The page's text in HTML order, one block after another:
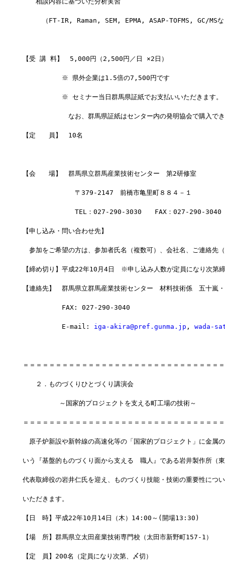
（FT-IR, Raman, SEM, EPMA, ASAP-TOFMS, GC/MSな
【受 講 料】　5,000円（2,500円／日 ×2日）
※ 県外企業は1.5倍の7,500円です
※ セミナー当日群馬県証紙でお支払いいただきます。
なお、群馬県証紙はセンター内の発明協会で購入でき
【定　　員】　10名
【会　　場】　群馬県立群馬産業技術センター　第2研修室
〒379-2147　前橋市亀里町８８４－１
TEL：027-290-3030　　FAX：
【申し込み・問い合わせ先】
参加をご希望の方は、参加者氏名（複数可）、会社名、ご連絡先
【締め切り】平成22年10月4日　※申し込み人数が定員になり次第
【連絡先】　群馬県立群馬産業技術センター　材料技術係　五十嵐
FAX: 027-290-3040
E-mail: iga-akira@pref.gunma.jp , wada-
＝＝＝＝＝＝＝＝＝＝＝＝＝＝＝＝＝＝＝＝＝＝＝＝＝＝＝＝＝＝
２．ものづくりひとづくり講演会
～国家的プロジェクトを支える町工場の技術～
＝＝＝＝＝＝＝＝＝＝＝＝＝＝＝＝＝＝＝＝＝＝＝＝＝＝＝＝＝＝
原子炉新設や新幹線の高速化等の「国家的プロジェクト」に金属
いう『基盤的ものづくり面から支える　職人』である岩井製作所（
代表取締役の岩井仁氏を迎え、ものづくり技能・技術の重要性につ
いただきます。
【日　時】平成22年10月14日（木）14:00～(開場13:30)
【場　所】群馬県立太田産業技術専門校（太田市新野町157-1）
【定　員】200名（定員になり次第、〆切）